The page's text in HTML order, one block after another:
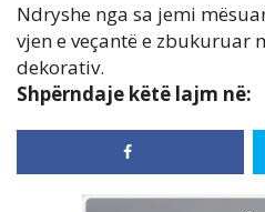
Ndryshe nga sa jemi
vjen e veçantë e zbukuruar
dekorativ.
Shpërndaje këtë lajm në: